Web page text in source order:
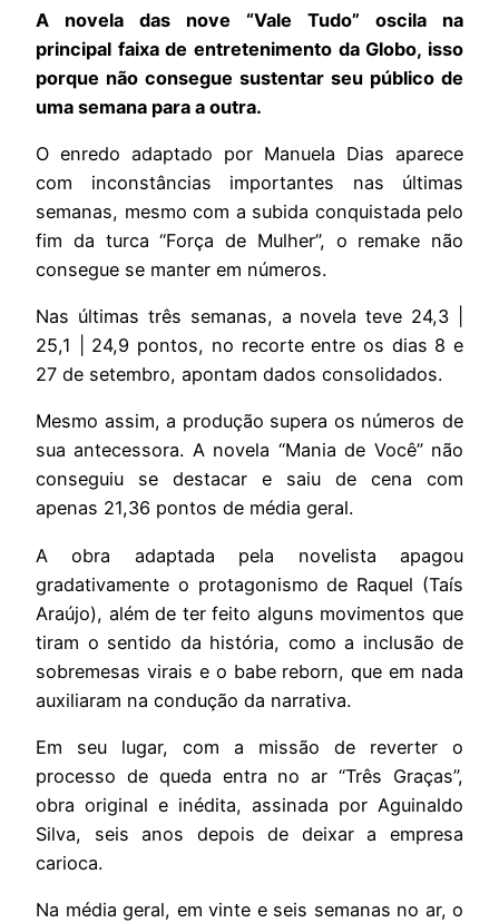
A novela das nove “Vale Tudo” oscila na
principal faixa de entretenimento da Globo, isso
porque não consegue sustentar seu público de
uma semana para a outra.
O enredo adaptado por Manuela Dias aparece
com inconstâncias importantes nas últimas
semanas, mesmo com a subida conquistada pelo
fim da turca “Força de Mulher”, o remake não
consegue se manter em números.
Nas últimas três semanas, a novela teve 24,3 |
25,1 | 24,9 pontos, no recorte entre os dias 8 e
27 de setembro, apontam dados consolidados.
Mesmo assim, a produção supera os números de
sua antecessora. A novela “Mania de Você” não
conseguiu se destacar e saiu de cena com
apenas 21,36 pontos de média geral.
A obra adaptada pela novelista apagou
gradativamente o protagonismo de Raquel (Taís
Araújo), além de ter feito alguns movimentos que
tiram o sentido da história, como a inclusão de
sobremesas virais e o babe reborn, que em nada
auxiliaram na condução da narrativa.
Em seu lugar, com a missão de reverter o
processo de queda entra no ar “Três Graças”,
obra original e inédita, assinada por Aguinaldo
Silva, seis anos depois de deixar a empresa
carioca.
Na média geral, em vinte e seis semanas no ar, o